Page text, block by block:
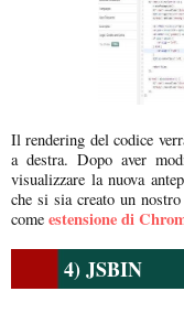
Il rendering del codice
a destra. Dopo aver
visualizzare la nuova
che si sia creato un
come estensione di
4) JSBIN